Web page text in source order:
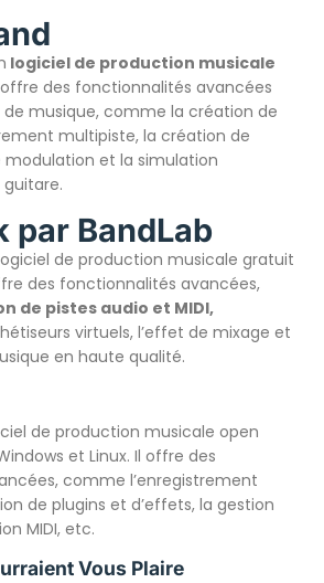
logiciel de production musicale
offre des fonctionnalités avancées
musique, comme la création de
multipiste, la création de
modulation et la simulation
par BandLab
de production musicale gratuit
des fonctionnalités avancées,
de pistes audio et MIDI,
virtuels, l’effet de mixage et
en haute qualité.
de production musicale open
et Linux. Il offre des
comme l’enregistrement
de plugins et d’effets, la gestion
MIDI, etc.
Vous Plaire